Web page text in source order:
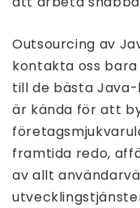
Outsourcing av
kontakta oss
till de bästa
är kända för att
framtida redo,
av allt